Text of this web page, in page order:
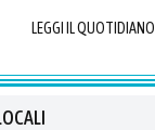
LEGGI IL QUOTIDIANO